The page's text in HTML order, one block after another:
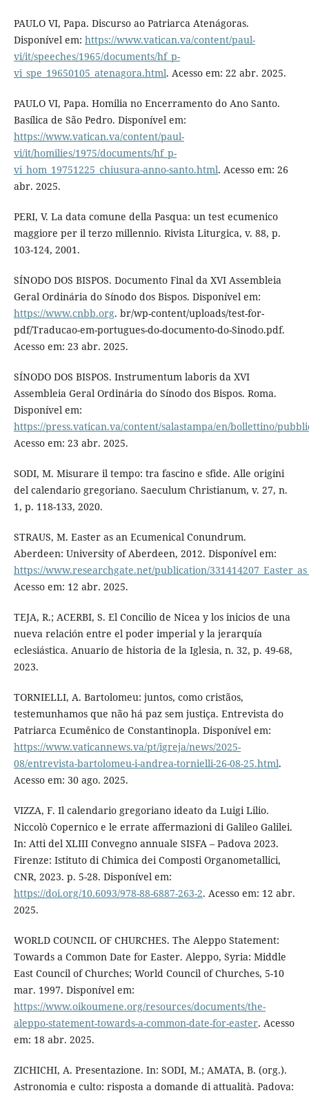
PAULO VI, Papa. Discurso ao Patriarca Atenágoras.
Disponível em: https://www.vatican.va/content/paul-
vi/it/speeches/1965/documents/hf_p-
vi_spe_19650105_atenagora.html. Acesso em: 22 abr. 2025.
PAULO VI, Papa. Homilia no Encerramento do Ano Santo.
Basílica de São Pedro. Disponível em:
https://www.vatican.va/content/paul-
vi/it/homilies/1975/documents/hf_p-
vi_hom_19751225_chiusura-anno-santo.html. Acesso em: 26
abr. 2025.
PERI, V. La data comune della Pasqua: un test ecumenico
maggiore per il terzo millennio. Rivista Liturgica, v. 88, p.
103-124, 2001.
SÍNODO DOS BISPOS. Documento Final da XVI Assembleia
Geral Ordinária do Sínodo dos Bispos. Disponível em:
https://www.cnbb.org. br/wp-content/uploads/test-for-
pdf/Traducao-em-portugues-do-documento-do-Sinodo.pdf.
Acesso em: 23 abr. 2025.
SÍNODO DOS BISPOS. Instrumentum laboris da XVI
Assembleia Geral Ordinária do Sínodo dos Bispos. Roma.
Disponível em:
https://press.vatican.va/content/salastampa/en/bollettino/
Acesso em: 23 abr. 2025.
SODI, M. Misurare il tempo: tra fascino e sfide. Alle origini
del calendario gregoriano. Saeculum Christianum, v. 27, n.
1, p. 118-133, 2020.
STRAUS, M. Easter as an Ecumenical Conundrum.
Aberdeen: University of Aberdeen, 2012. Disponível em:
https://www.researchgate.net/publication/
Acesso em: 12 abr. 2025.
TEJA, R.; ACERBI, S. El Concilio de Nicea y los inicios de una
nueva relación entre el poder imperial y la jerarquía
eclesiástica. Anuario de historia de la Iglesia, n. 32, p. 49-68,
2023.
TORNIELLI, A. Bartolomeu: juntos, como cristãos,
testemunhamos que não há paz sem justiça. Entrevista do
Patriarca Ecumênico de Constantinopla. Disponível em:
https://www.vaticannews.va/pt/igreja/news/2025-
08/entrevista-bartolomeu-i-andrea-tornielli-26-08-25.html.
Acesso em: 30 ago. 2025.
VIZZA, F. Il calendario gregoriano ideato da Luigi Lilio.
Niccolò Copernico e le errate affermazioni di Galileo Galilei.
In: Atti del XLIII Convegno annuale SISFA – Padova 2023.
Firenze: Istituto di Chimica dei Composti Organometallici,
CNR, 2023. p. 5-28. Disponível em:
https://doi.org/10.6093/978-88-6887-263-2. Acesso em: 12 abr.
2025.
WORLD COUNCIL OF CHURCHES. The Aleppo Statement:
Towards a Common Date for Easter. Aleppo, Syria: Middle
East Council of Churches; World Council of Churches, 5-10
mar. 1997. Disponível em:
https://www.oikoumene.org/resources/documents/the-
aleppo-statement-towards-a-common-date-for-easter. Acesso
em: 18 abr. 2025.
ZICHICHI, A. Presentazione. In: SODI, M.; AMATA, B. (org.).
Astronomia e culto: risposta a domande di attualità. Padova: